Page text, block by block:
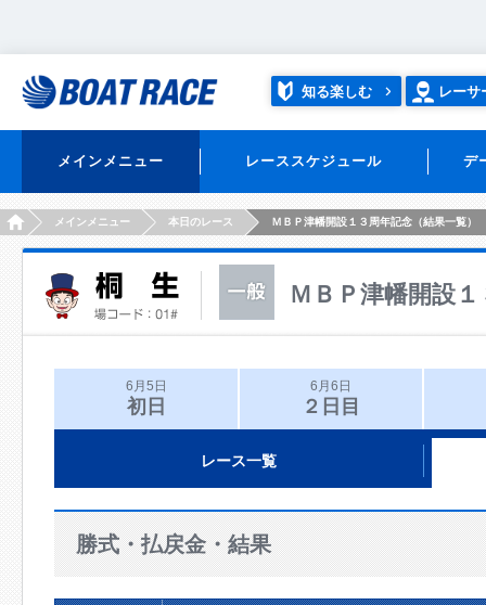
知る楽しむ レーサ
メインメニュー レーススケジュール デ
HOMEメインメニュー 本日のレース ＭＢＰ津幡開設１３周年記念（結果一覧）
ＭＢＰ津幡開設
6月5日
初日
6月6日
２日目
レース一覧
勝式・払戻金・結果